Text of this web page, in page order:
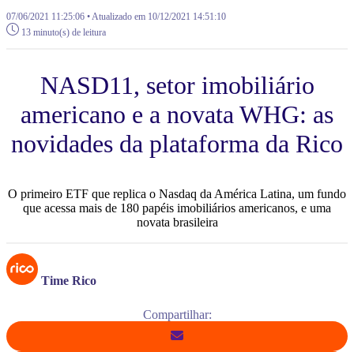
07/06/2021 11:25:06 • Atualizado em 10/12/2021 14:51:10
13 minuto(s) de leitura
NASD11, setor imobiliário
americano e a novata WHG: as
novidades da plataforma da Rico
O primeiro ETF que replica o Nasdaq da América Latina, um fundo
que acessa mais de 180 papéis imobiliários americanos, e uma
novata brasileira
Time Rico
Compartilhar: